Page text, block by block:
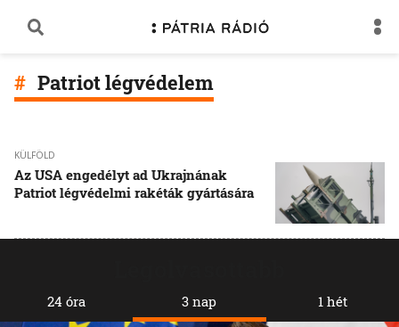
Patriot légvédelem
KÜLFÖLD
Az USA engedélyt ad Ukrajnának
Patriot légvédelmi rakéták gyártására
24 óra 3 nap 1 hét